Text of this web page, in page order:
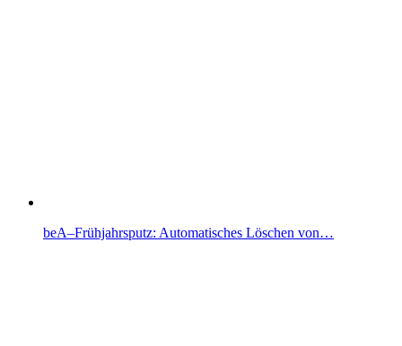
beA–Frühjahrsputz: Automatisches Löschen von…